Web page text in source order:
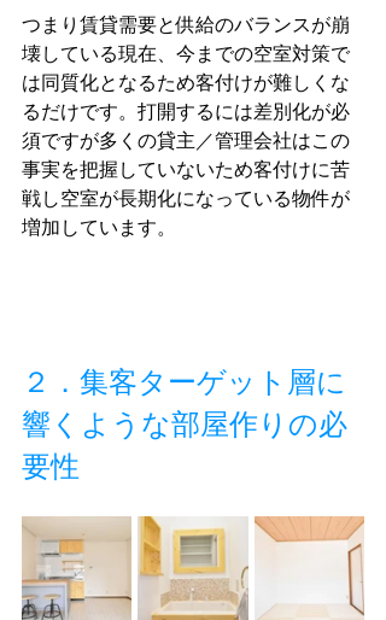
つまり賃貸需要と供給のバランスが崩
壊している現在、今までの空室対策で
は同質化となるため客付けが難しくな
るだけです。打開するには差別化が必
須ですが多くの貸主／管理会社はこの
事実を把握していないため客付けに苦
戦し空室が長期化になっている物件が
増加しています。
２．集客ターゲット層に
響くような部屋作りの必
要性